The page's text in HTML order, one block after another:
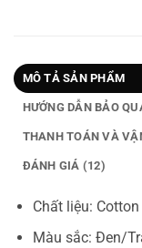
MÔ TẢ SẢN PHẨM
HƯỚNG DẪN BẢO
THANH TOÁN VÀ
ĐÁNH GIÁ (12)
Chất liệu:
Màu sắc: Đen/